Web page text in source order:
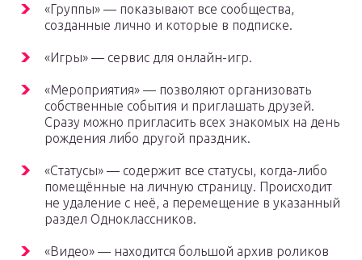
«Группы» — показывают все сообщества,
созданные лично и которые в подписке.
«Игры» — сервис для онлайн-игр.
«Мероприятия» — позволяют организовать
собственные события и приглашать друзей.
Сразу можно пригласить всех знакомых на день
рождения либо другой праздник.
«Статусы» — содержит все статусы, когда-либо
помещённые на личную страницу. Происходит
не удаление с неё, а перемещение в указанный
раздел Одноклассников.
«Видео» — находится большой архив роликов